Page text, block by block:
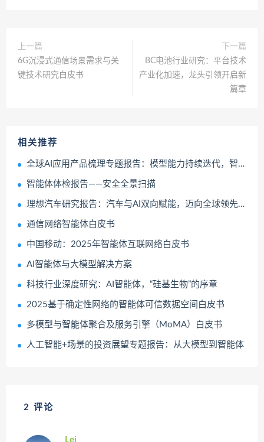
上一篇
6G沉浸式通信场景需求与关
键技术研究白皮书
下一篇
BC电池行业研究：平台技术
产业化加速，龙头引领开启新
篇章
相关推荐
全球AI应用产品梳理专题报告：模型能力持续迭代，智能体推动商业化进程
智能体体检报告——安全全景扫描
理想汽车研究报告：汽车与AI双向赋能，迈向全球领先的物理智能体企业
通信网络智能体白皮书
中国移动：2025年智能体互联网络白皮书
AI智能体与大模型解决方案
科技行业深度研究：AI智能体，“硅基生物”的序章
2025基于确定性网络的智能体可信数据空间白皮书
多模型与智能体聚合及服务引擎（MoMA）白皮书
人工智能+场景的投资展望专题报告：从大模型到智能体
2 评论
Lei